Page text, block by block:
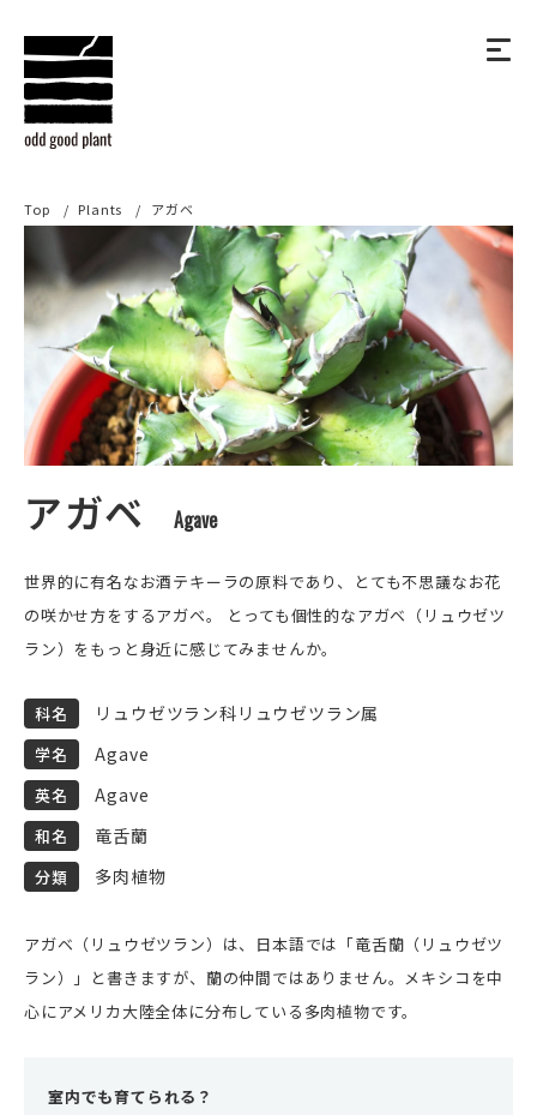
Top Plants アガベ
アガベ Agave
世界的に有名なお酒テキーラの原料であり、とても不思議なお花
の咲かせ方をするアガベ。 とっても個性的なアガベ（リュウゼツ
ラン）をもっと身近に感じてみませんか。
科名 リュウゼツラン科リュウゼツラン属
学名 Agave
英名 Agave
和名 竜舌蘭
分類 多肉植物
アガベ（リュウゼツラン）は、日本語では「竜舌蘭（リュウゼツ
ラン）」と書きますが、蘭の仲間ではありません。メキシコを中
心にアメリカ大陸全体に分布している多肉植物です。
室内でも育てられる？